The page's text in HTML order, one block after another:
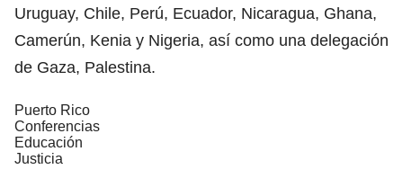
Uruguay, Chile, Perú, Ecuador, Nicaragua, Ghana,
Camerún, Kenia y Nigeria, así como una delegación
de Gaza, Palestina.
Puerto Rico
Conferencias
Educación
Justicia